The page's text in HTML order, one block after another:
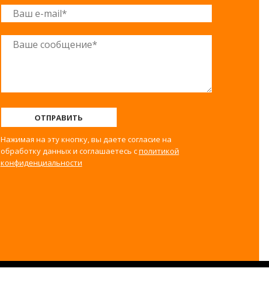
ОТПРАВИТЬ
Нажимая на эту кнопку, вы даете согласие на
обработку данных и соглашаетесь сполитикой
конфиденциальности